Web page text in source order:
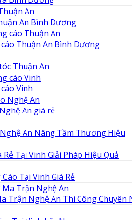
An Bình Dương
Thuận An Bình Dương
Thuận An
Vinh
An giá rẻ
An Nâng Tầm Thương Hiệu
Rẻ Tại Vinh Giải Pháp Hiệu Quả
Tại Vinh Giá Rẻ
Trận Nghệ An Thi Công Chuyên